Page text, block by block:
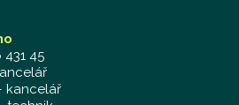
45
kancelář